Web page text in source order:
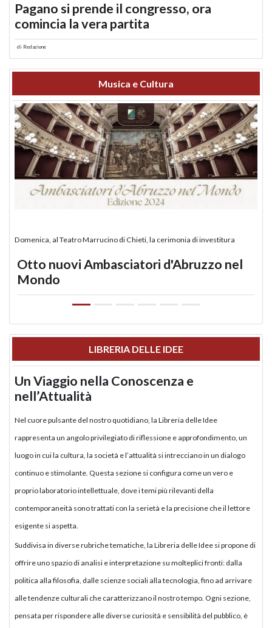
Pagano si prende il congresso, ora
comincia la vera partita
di Redazione
Musica e Cultura
Domenica, al Teatro Marrucino di Chieti, la cerimonia di investitura
Otto nuovi Ambasciatori d'Abruzzo nel
Mondo
LIBRERIA DELLE IDEE
Un Viaggio nella Conoscenza e
nell’Attualità
Nel cuore pulsante del nostro quotidiano, la Libreria delle Idee
rappresenta un angolo privilegiato di riflessione e approfondimento, un
luogo in cui la cultura, la società e l’attualità si intrecciano in un dialogo
continuo e stimolante. Questa sezione si configura come un vero e
proprio laboratorio intellettuale, dove i temi più rilevanti della
contemporaneità sono trattati con la serietà e la precisione che il lettore
esigente si aspetta.
Suddivisa in diverse rubriche tematiche, la Libreria delle Idee si propone di
offrire uno spazio di analisi e interpretazione su molteplici fronti: dalla
politica alla filosofia, dalle scienze sociali alla tecnologia, fino ad arrivare
alle tendenze culturali che caratterizzano il nostro tempo. Ogni sezione,
pensata per rispondere alle diverse curiosità e sensibilità del pubblico, è